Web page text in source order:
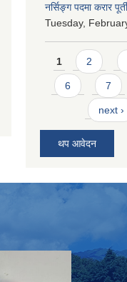
नर्सिङ्ग पदमा करार
Tuesday,
Pages
1 2
6 7
next ›
थप आवेदन